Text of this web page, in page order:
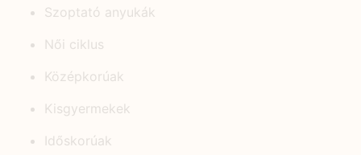
Szoptató anyukák
Női ciklus
Középkorúak
Kisgyermekek
Időskorúak